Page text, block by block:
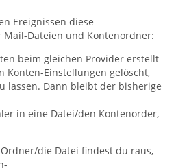
Ereignissen diese
Dateien und Kontenordner:
beim gleichen Provider erstellt
Konten-Einstellungen gelöscht,
lassen. Dann bleibt der bisherige
in eine Datei/den Kontenorder,
die Datei findest du raus,